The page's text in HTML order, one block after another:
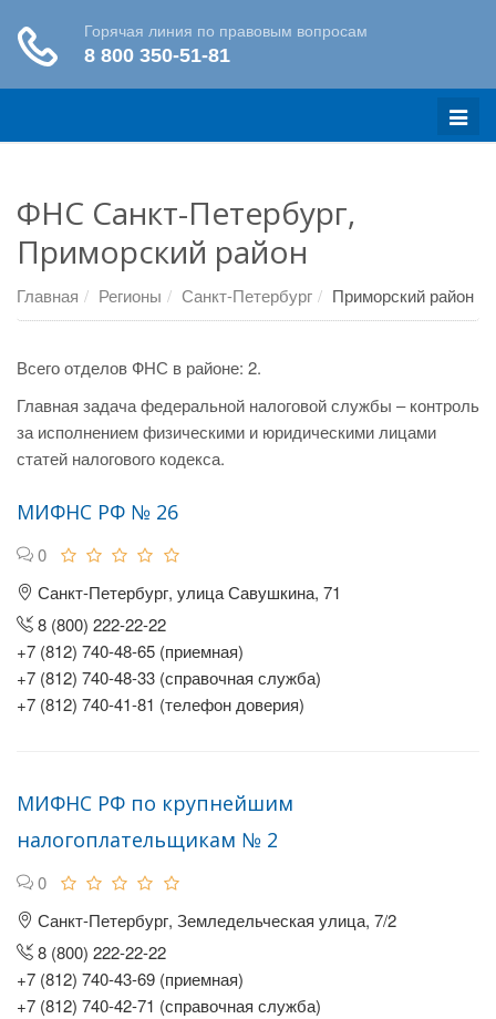
Меню
ФНС Санкт-Петербург,
Приморский район
Главная Регионы Санкт-Петербург Приморский район
Всего отделов ФНС в районе: 2.
Главная задача федеральной налоговой службы – контроль
за исполнением физическими и юридическими лицами
статей налогового кодекса.
МИФНС РФ № 26
0
Санкт-Петербург, улица Савушкина, 71
8 (800) 222-22-22
+7 (812) 740-48-65 (приемная)
+7 (812) 740-48-33 (справочная служба)
+7 (812) 740-41-81 (телефон доверия)
МИФНС РФ по крупнейшим
налогоплательщикам № 2
0
Санкт-Петербург, Земледельческая улица, 7/2
8 (800) 222-22-22
+7 (812) 740-43-69 (приемная)
+7 (812) 740-42-71 (справочная служба)